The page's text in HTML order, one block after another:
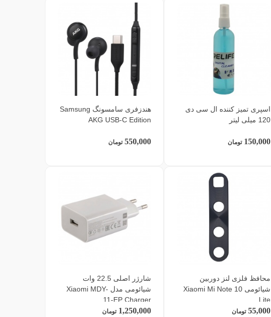
اسپری تمیز کننده ال سی دی
120 میلی لیتر
150,000 تومان
هندزفری سامسونگ Samsung
AKG USB-C Edition
550,000 تومان
محافظ فلزی لنز دوربین
شیائومی Xiaomi Mi Note 10
Lite
55,000 تومان
شارژر اصلی 22.5 وات
شیائومی مدل Xiaomi MDY-
11-EP Charger
1,250,000 تومان